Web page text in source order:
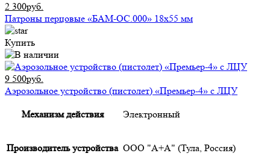
2 300руб.
Патроны перцовые «БАМ-ОС.000» 18х55 мм
Купить
9 500руб.
Аэрозольное устройство (пистолет) «Премьер-4» с ЛЦУ
Механизм действия Электронный
Производитель устройства ООО "А+А" (Тула, Россия)